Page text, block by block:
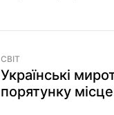
СВІТ
Українські
порятунку